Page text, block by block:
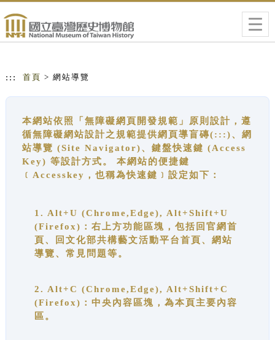
::: 首頁 > 網站導覽
本網站依照「無障礙網頁開發規範」原則設計，遵
循無障礙網站設計之規範提供網頁導盲磚(:::)、網
站導覽 (Site Navigator)、鍵盤快速鍵 (Access
Key) 等設計方式。 本網站的便捷鍵
﹝Accesskey，也稱為快速鍵﹞設定如下：
1. Alt+U (Chrome,Edge), Alt+Shift+U
(Firefox)：右上方功能區塊，包括回官網首
頁、回文化部共構藝文活動平台首頁、網站
導覽、常見問題等。
2. Alt+C (Chrome,Edge), Alt+Shift+C
(Firefox)：中央內容區塊，為本頁主要內容
區。